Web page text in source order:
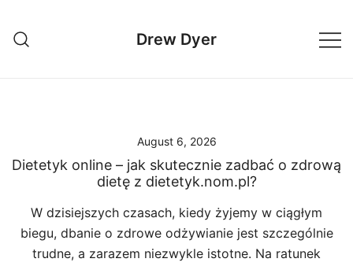
content
Drew Dyer
August 6, 2026
Dietetyk online – jak skutecznie zadbać o zdrową
dietę z dietetyk.nom.pl?
W dzisiejszych czasach, kiedy żyjemy w ciągłym
biegu, dbanie o zdrowe odżywianie jest szczególnie
trudne, a zarazem niezwykle istotne. Na ratunek